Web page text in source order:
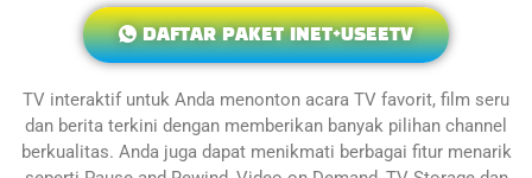
DAFTAR PAKET INET+USEETV
TV interaktif untuk Anda menonton acara TV favorit, film seru
dan berita terkini dengan memberikan banyak pilihan channel
berkualitas. Anda juga dapat menikmati berbagai fitur menarik